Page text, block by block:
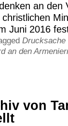
an den
Juni 2016
Drucksache
an den
von